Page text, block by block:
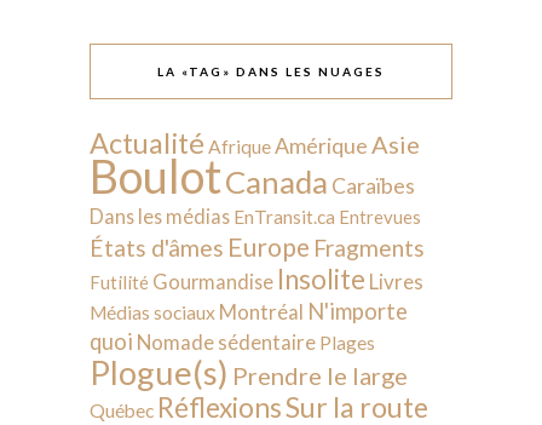
LA «TAG» DANS LES NUAGES
Actualité AfriqueAmérique Asie
BoulotCanada Caraïbes
Dans les médias EnTransit.ca Entrevues
États d'âmes Europe Fragments
Futilité Gourmandise Insolite Livres
Médias sociaux Montréal N'importe
quoi Nomade sédentaire Plages
Plogue(s) Prendre le large
Québec RéflexionsSur la route